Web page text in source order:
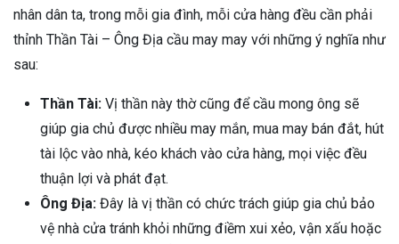
nhân dân ta, trong mỗi gia đình, mỗi cửa hàng đều cần phải
thỉnh Thần Tài – Ông Địa cầu may may với những ý nghĩa như
sau:
Thần Tài: Vị thần này thờ cũng để cầu mong ông sẽ
giúp gia chủ được nhiều may mắn, mua may bán đắt, hút
tài lộc vào nhà, kéo khách vào cửa hàng, mọi việc đều
thuận lợi và phát đạt.
Ông Địa: Đây là vị thần có chức trách giúp gia chủ bảo
vệ nhà cửa tránh khỏi những điềm xui xẻo, vận xấu hoặc